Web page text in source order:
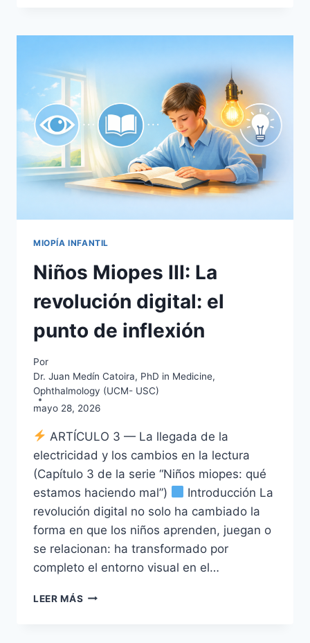
VE
MIOPÍA INFANTIL
Niños Miopes III: La
revolución digital: el
punto de inflexión
Por
Dr. Juan Medín Catoira, PhD in Medicine,
Ophthalmology (UCM- USC)
mayo 28, 2026
ARTÍCULO 3 — La llegada de la
electricidad y los cambios en la lectura
(Capítulo 3 de la serie “Niños miopes: qué
estamos haciendo mal”)
Introducción La
revolución digital no solo ha cambiado la
forma en que los niños aprenden, juegan o
se relacionan: ha transformado por
completo el entorno visual en el…
LEER MÁS NIÑOS